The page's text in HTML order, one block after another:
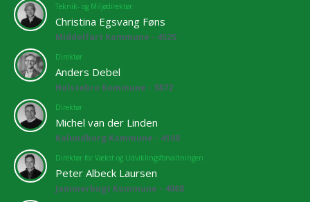
Teknik- og Miljødirektør
Christina Egsvang Føns
Middelfart Kommune - 4525
Direktør
Anders Debel
Holstebro Kommune - 3872
Direktør
Michel van der Linden
Kalundborg Kommune - 4108
Direktør for Vækst og Udviklingsforvaltningen
Peter Albeck Laursen
Jammerbugt Kommune - 4068